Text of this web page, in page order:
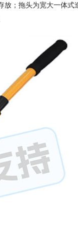
；拖头为宽大一体式